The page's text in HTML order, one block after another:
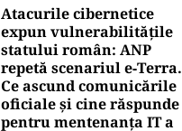
Atacurile cibernetice
expun vulnerabilitățile
statului român: ANP
repetă scenariul e‑Terra.
Ce ascund comunicările
oficiale și cine răspunde
pentru mentenanța IT a